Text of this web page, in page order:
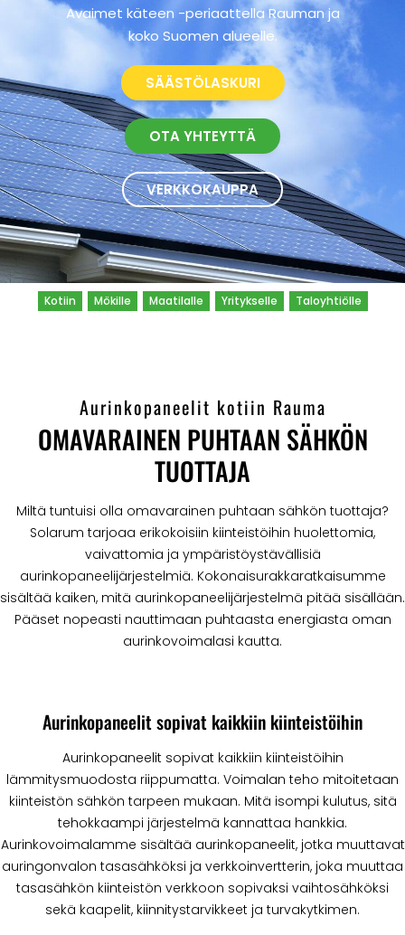
Avaimet käteen -periaattella Rauman ja
koko Suomen alueelle.
SÄÄSTÖLASKURI
OTA YHTEYTTÄ
VERKKOKAUPPA
Kotiin Mökille Maatilalle Yritykselle Taloyhtiölle
Aurinkopaneelit kotiin Rauma
OMAVARAINEN PUHTAAN SÄHKÖN
TUOTTAJA
Miltä tuntuisi olla omavarainen puhtaan sähkön tuottaja?
Solarum tarjoaa erikokoisiin kiinteistöihin huolettomia,
vaivattomia ja ympäristöystävällisiä
aurinkopaneelijärjestelmiä. Kokonaisurakkaratkaisumme
sisältää kaiken, mitä aurinkopaneelijärjestelmä pitää sisällään.
Pääset nopeasti nauttimaan puhtaasta energiasta oman
aurinkovoimalasi kautta.
Aurinkopaneelit sopivat kaikkiin kiinteistöihin
Aurinkopaneelit sopivat kaikkiin kiinteistöihin
lämmitysmuodosta riippumatta. Voimalan teho mitoitetaan
kiinteistön sähkön tarpeen mukaan. Mitä isompi kulutus, sitä
tehokkaampi järjestelmä kannattaa hankkia.
Aurinkovoimalamme sisältää aurinkopaneelit, jotka muuttavat
auringonvalon tasasähköksi ja verkkoinvertterin, joka muuttaa
tasasähkön kiinteistön verkkoon sopivaksi vaihtosähköksi
sekä kaapelit, kiinnitystarvikkeet ja turvakytkimen.